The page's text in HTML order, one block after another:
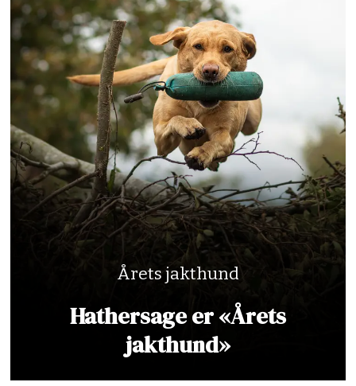
Årets jakthund
Hathersage er «Årets
jakthund»